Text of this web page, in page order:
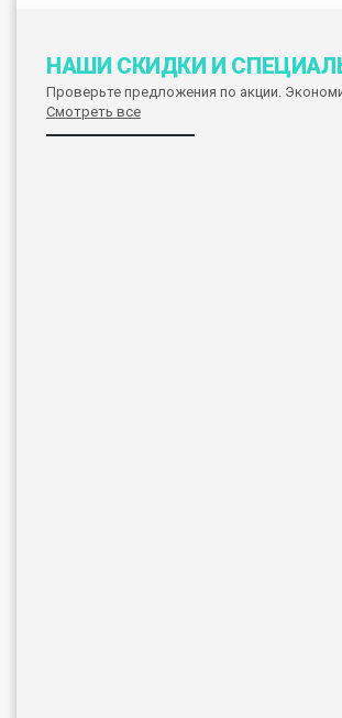
НАШИ СКИДКИ И
Проверьте предложения по акции.
Смотреть все